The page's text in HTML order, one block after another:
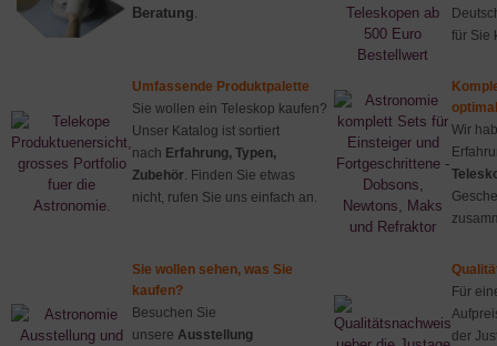
Beratung
für Sie
Umfassende Produktpalette
Sie wollen ein Teleskop kaufen?
Unser Katalog ist sortiert
nach Erfahrung, Typen,
Zubehör . Finden Sie etwas
nicht, rufen Sie uns einfach an.
Wir
Sie wollen sehen, was Sie
kaufen?
Besuchen Sie
unsere Ausstellung
Für
der